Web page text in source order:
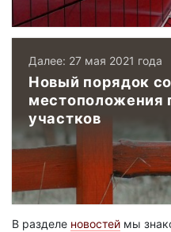
Далее: 27 мая 2021 года
Новый порядок
местоположения
участков
В разделе новостей мы